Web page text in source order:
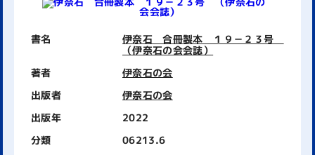
書名
伊奈石 合冊製本 １９－２３号
（伊奈石の会会誌）
著者
伊奈石の会
出版者
伊奈石の会
出版年
2022
分類
06213.6